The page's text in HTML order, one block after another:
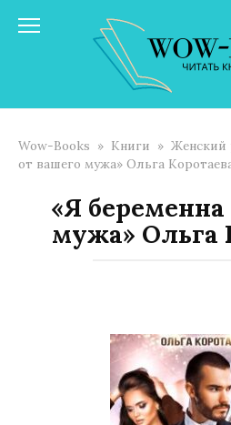
Wow-Books » Книги » Женский
от вашего мужа» Ольга
«Я беременна
мужа» Ольга